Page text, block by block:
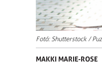
Fotó: Shutterstock /
MAKKI MARIE-ROSE